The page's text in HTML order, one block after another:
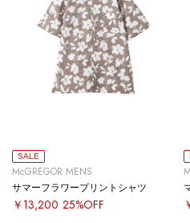
SALE
McGREGOR MENS
サマーフラワープリントシャツ
￥13,200 25%OFF